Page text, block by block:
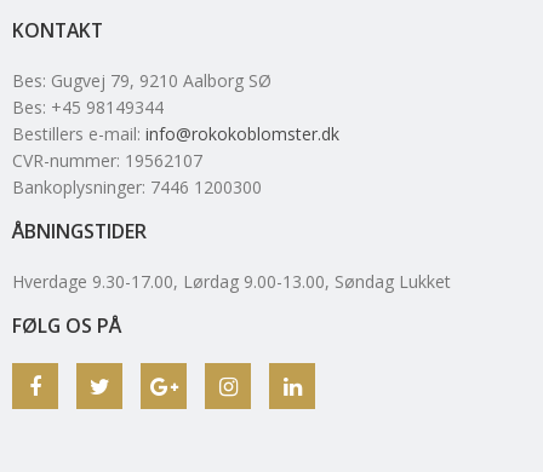
KONTAKT
Bes: Gugvej 79, 9210 Aalborg SØ
Bes: +45 98149344
Bestillers e-mail: info@rokokoblomster.dk
CVR-nummer: 19562107
Bankoplysninger: 7446 1200300
ÅBNINGSTIDER
Hverdage 9.30-17.00, Lørdag 9.00-13.00, Søndag Lukket
FØLG OS PÅ